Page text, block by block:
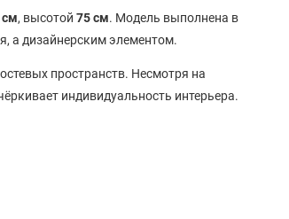
см, высотой75 см. Модель выполнена в
а дизайнерским элементом.
пространств. Несмотря на
индивидуальность интерьера.